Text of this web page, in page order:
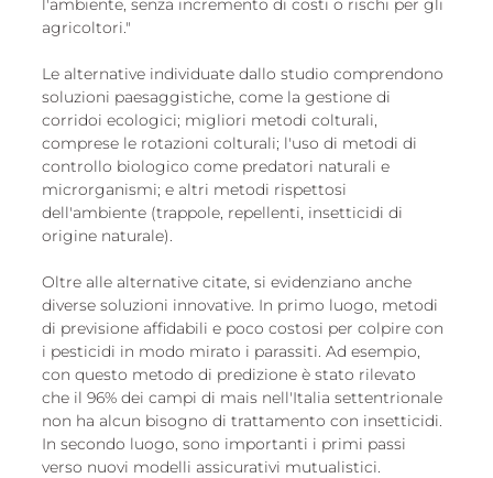
l'ambiente, senza incremento di costi o rischi per gli
agricoltori."
Le alternative individuate dallo studio comprendono
soluzioni paesaggistiche, come la gestione di
corridoi ecologici; migliori metodi colturali,
comprese le rotazioni colturali; l'uso di metodi di
controllo biologico come predatori naturali e
microrganismi; e altri metodi rispettosi
dell'ambiente (trappole, repellenti, insetticidi di
origine naturale).
Oltre alle alternative citate, si evidenziano anche
diverse soluzioni innovative. In primo luogo, metodi
di previsione affidabili e poco costosi per colpire con
i pesticidi in modo mirato i parassiti. Ad esempio,
con questo metodo di predizione è stato rilevato
che il 96% dei campi di mais nell'Italia settentrionale
non ha alcun bisogno di trattamento con insetticidi.
In secondo luogo, sono importanti i primi passi
verso nuovi modelli assicurativi mutualistici.